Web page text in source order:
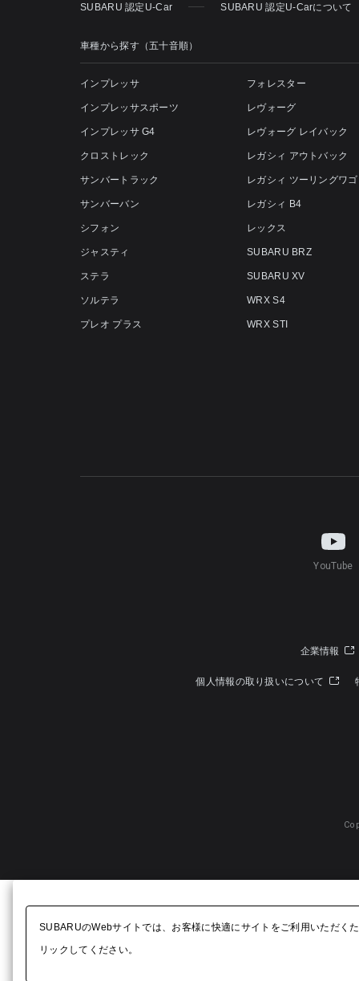
SUBARU 認定U-Car SUBARU 認定U-Carについて
車種から探す（五十音順）
インプレッサ
インプレッサスポーツ
インプレッサ G4
クロストレック
サンバートラック
サンバーバン
シフォン
ジャスティ
ステラ
ソルテラ
プレオ プラス
フォレスター
レヴォーグ
レヴォーグ レイバック
レガシィ アウトバック
レガシィ ツーリングワ
レガシィ B4
レックス
SUBARU BRZ
SUBARU XV
WRX S4
WRX STI
YouTube
企業情報
個人情報の取り扱いについて
SUBARUのWebサイトでは、お客様に快適にサイトをご利用いただく
リックしてください。​